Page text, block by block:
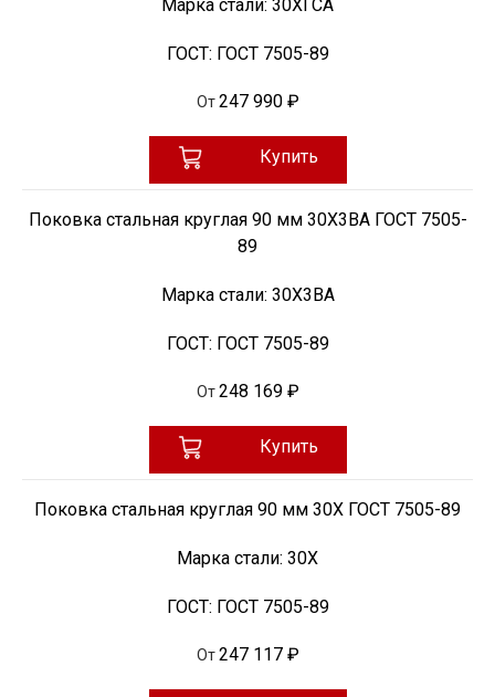
Марка стали: 30ХГСА
ГОСТ: ГОСТ 7505-89
От 247 990 ₽
Купить
Поковка стальная круглая 90 мм 30Х3ВА ГОСТ 7505-
89
Марка стали: 30Х3ВА
ГОСТ: ГОСТ 7505-89
От 248 169 ₽
Купить
Поковка стальная круглая 90 мм 30Х ГОСТ 7505-89
Марка стали: 30Х
ГОСТ: ГОСТ 7505-89
От 247 117 ₽